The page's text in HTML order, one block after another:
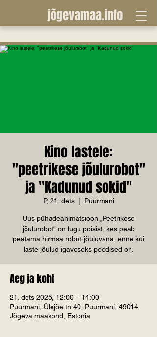
jõgevamaa.info
Kino lastele:
"peetrikese jõulurobot"
ja "Kadunud sokid"
P, 21. dets
  |
Puurmani
Uus pühadeanimatsioon „Peetrikese
jõulurobot“ on lugu poisist, kes peab
peatama hirmsa robot-jõuluvana, enne kui
laste jõulud igaveseks peedised on.
Aeg ja koht
21. dets 2025, 12:00 – 14:00
Puurmani, Ülejõe tn 40, Puurmani, 49014
Jõgeva maakond, Estonia